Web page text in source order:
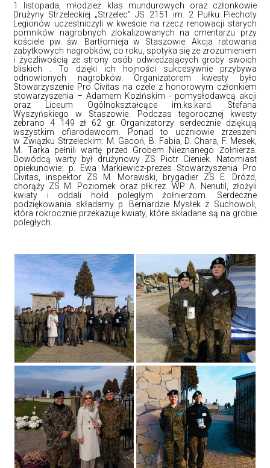
1 listopada, młodzież klas mundurowych oraz członkowie
Drużyny Strzeleckiej „Strzelec” JS 2151 im. 2 Pułku Piechoty
Legionów uczestniczyli w kweście na rzecz renowacji starych
pomników nagrobnych zlokalizowanych na cmentarzu przy
kościele pw. św. Bartłomieja w Staszowie. Akcja ratowania
zabytkowych nagrobków, co roku, spotyka się ze zrozumieniem
i życzliwością ze strony osób odwiedzających groby swoich
bliskich . To dzięki ich hojności sukcesywnie przybywa
odnowionych nagrobków. Organizatorem kwesty było
Stowarzyszenie Pro Civitas na czele z honorowym członkiem
stowarzyszenia – Adamem Kozińskim - pomysłodawcą akcji
oraz Liceum Ogólnokształcące im.ks.kard. Stefana
Wyszyńskiego w Staszowie. Podczas tegorocznej kwesty
zebrano 4 149 zł 62 gr. Organizatorzy serdecznie dziękują
wszystkim ofiarodawcom. Ponad to uczniowie zrzeszeni
w Związku Strzeleckim: M. Gacoń, B. Fabia, D. Chara, F. Mesek,
M. Tarka pełnili wartę przed Grobem Nieznanego Żołnierza.
Dowódcą warty był drużynowy ZS Piotr Cieniek. Natomiast
opiekunowie: p. Ewa Markiewicz-prezes Stowarzyszenia Pro
Civitas, inspektor ZS M. Morawski, brygadier ZS E. Drózd,
chorąży ZS M. Poziomek oraz płk.rez. WP A. Nenutil, złożyli
kwiaty i oddali hołd poległym żołnierzom. Serdeczne
podziękowania składamy p. Bernardzie Mysłek z Suchowoli,
która rokrocznie przekazuje kwiaty, które składane są na grobie
poległych.